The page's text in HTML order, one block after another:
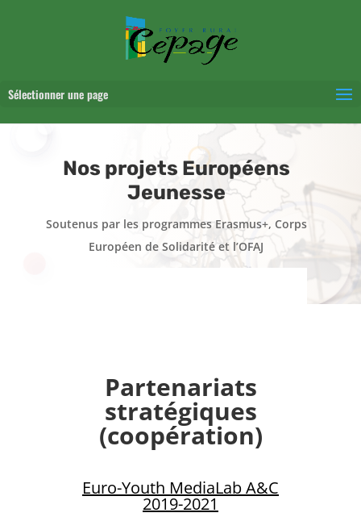
Sélectionner une page
Nos projets Européens
Jeunesse
Soutenus par les programmes Erasmus+, Corps
Européen de Solidarité et l’OFAJ
Partenariats
stratégiques
(coopération)
Euro-Youth MediaLab A&C
2019-2021